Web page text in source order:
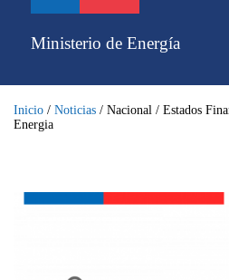
contenidoMinisterio de Energía
Inicio / Noticias / Nacional / Estados
Energia